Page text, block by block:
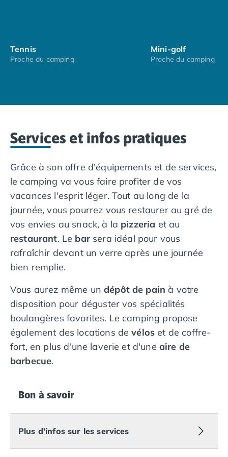
Camping Bord de Rivière
Camping en bord de lac
Camping 5 étoiles Bretagne
Camping Atlantique
Camping avec parc aquatique Ardèche
Camping avec parc aquatique Dordogne
Camping avec parc aquatique Espagne
Camping avec parc aquatique Les Landes
Camping avec piscine Annecy
Camping en bord de mer Aquitaine
Camping en bord de mer Bretagne
Camping en bord de mer Calvados
Camping en bord de mer Corse
Camping en bord de mer Espagne
Camping en bord de mer Gironde
Camping en bord de mer Italie
Camping en bord de mer Les Landes
Camping en bord de mer Portugal
Camping en bord de mer Sardaigne
Camping en bord de mer Var
Camping Les Alpes
Camping Sud Ouest
Offres spéciales
Avantages & autres promotions
Programme de fidélité
Tennis
Proche du camping
Mini-golf
Proche du camping
Services et infos pratiques
Grâce à son offre d'équipements et de services,
le camping va vous faire profiter de vos
vacances l'esprit léger. Tout au long de la
journée, vous pourrez vous restaurer au gré de
vos envies au snack, à la pizzeria et au
restaurant. Le barsera idéal pour vous
rafraîchir devant un verre après une journée
bien remplie.
Vous aurez même undépôt de pain à votre
disposition pour déguster vos spécialités
boulangères favorites. Le camping propose
également des locations devélos et de coffre-
fort, en plus d'une laverie et d'une aire de
barbecue.
Bon à savoir
Plus d'infos sur les services